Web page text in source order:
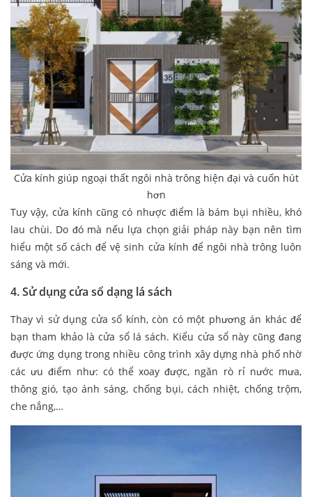
Cửa kính giúp ngoại thất ngôi nhà trông hiện đại và cuốn hút
hơn
Tuy vậy, cửa kính cũng có nhược điểm là bám bụi nhiều, khó
lau chùi. Do đó mà nếu lựa chọn giải pháp này bạn nên tìm
hiểu một số cách để vệ sinh cửa kính để ngôi nhà trông luôn
sáng và mới.
4. Sử dụng cửa sổ dạng lá sách
Thay vì sử dụng cửa sổ kính, còn có một phương án khác để
bạn tham khảo là cửa sổ lá sách. Kiểu cửa sổ này cũng đang
được ứng dụng trong nhiều công trình xây dựng nhà phố nhờ
các ưu điểm như: có thể xoay được, ngăn rò rỉ nước mưa,
thông gió, tạo ánh sáng, chống bụi, cách nhiệt, chống trộm,
che nắng,…